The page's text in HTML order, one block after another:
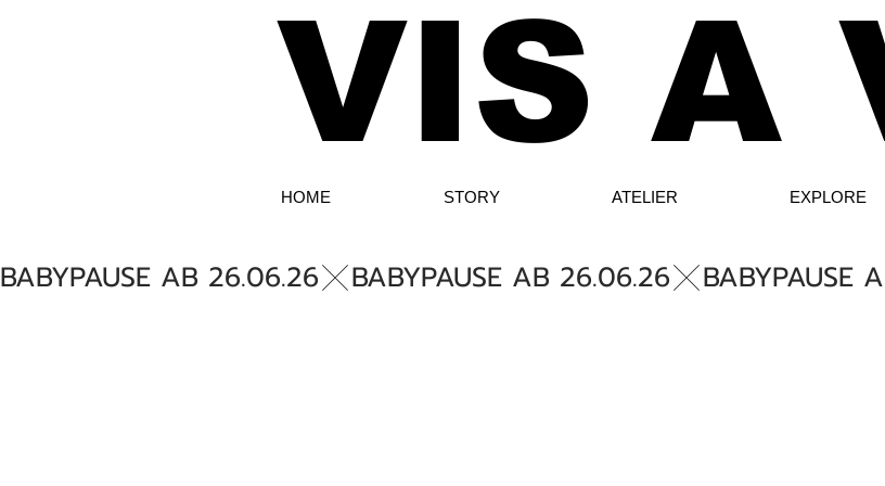
VIS A
HOME STORY ATELIER EXPLORE
BABYPAUSE AB 26.06.26